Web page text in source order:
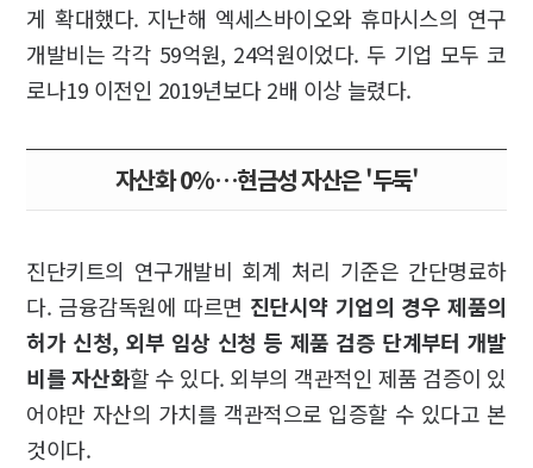
게 확대했다. 지난해 엑세스바이오와 휴마시스의 연구
개발비는 각각 59억원, 24억원이었다. 두 기업 모두 코
로나19 이전인 2019년보다 2배 이상 늘렸다.
자산화 0%…현금성 자산은 '두둑'
진단키트의 연구개발비 회계 처리 기준은 간단명료하
다. 금융감독원에 따르면 진단시약 기업의 경우 제품의
허가 신청, 외부 임상 신청 등 제품 검증 단계부터 개발
비를 자산화할 수 있다. 외부의 객관적인 제품 검증이 있
어야만 자산의 가치를 객관적으로 입증할 수 있다고 본
것이다.